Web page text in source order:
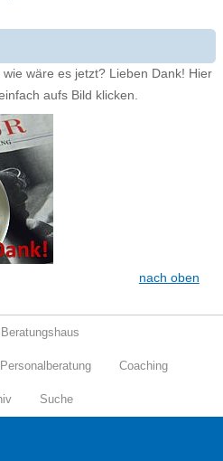
wäre es jetzt? Lieben Dank! Hier
aufs Bild klicken.
nach oben
Beratungshaus
Personalberatung Coaching
Suche